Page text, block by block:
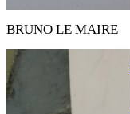
BRUNO LE MAIRE